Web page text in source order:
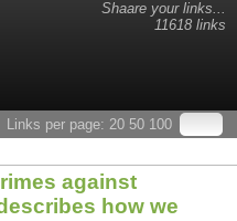
Shaare your links...
11618 links
Links per page: 20 50 100
against
how we